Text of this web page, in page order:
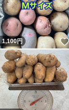
1,100円